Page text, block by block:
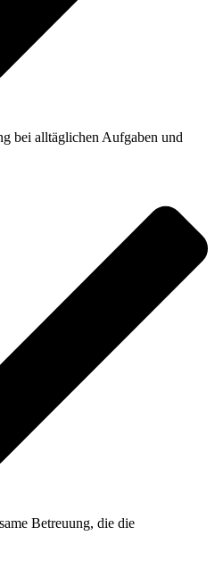
bei alltäglichen Aufgaben und
Betreuung, die die